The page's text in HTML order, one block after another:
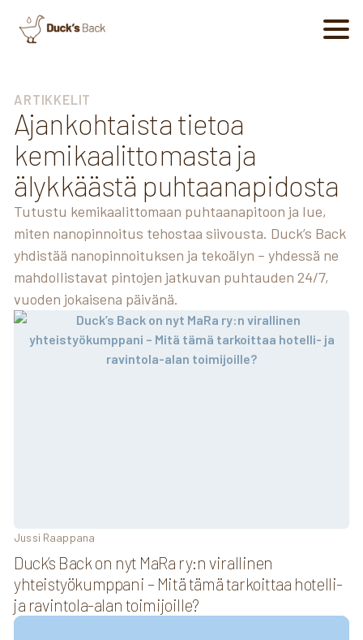
ARTIKKELIT
Ajankohtaista tietoa
kemikaalittomasta ja
älykkäästä puhtaanapidosta
Tutustu kemikaalittomaan puhtaanapitoon ja lue,
miten nanopinnoitus tehostaa siivousta. Duck’s Back
yhdistää nanopinnoituksen ja tekoälyn – yhdessä ne
mahdollistavat pintojen jatkuvan puhtauden 24/7,
vuoden jokaisena päivänä.
Duck’s Back on nyt MaRa ry:n virallinen
yhteistyökumppani – Mitä tämä tarkoittaa hotelli-
ja ravintola-alan toimijoille?
Jussi Raappana